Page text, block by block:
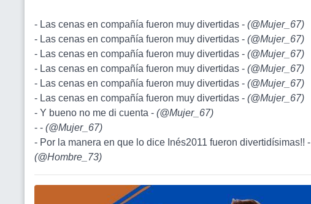
- Las cenas en compañía fueron muy divertidas - (@Mujer_67)
- Las cenas en compañía fueron muy divertidas - (@Mujer_67)
- Las cenas en compañía fueron muy divertidas - (@Mujer_67)
- Las cenas en compañía fueron muy divertidas - (@Mujer_67)
- Las cenas en compañía fueron muy divertidas - (@Mujer_67)
- Las cenas en compañía fueron muy divertidas - (@Mujer_67)
- Y bueno no me di cuenta - (@Mujer_67)
- - (@Mujer_67)
- Por la manera en que lo dice Inés2011 fueron divertidísimas!! -
(@Hombre_73)